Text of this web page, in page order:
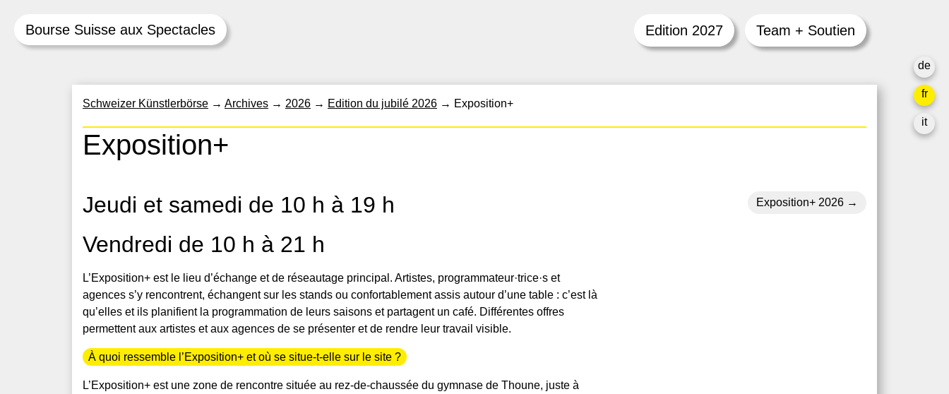
de
fr
it
Bourse Suisse aux Spectacles Edition 2027 Team + Soutien
Schweizer Künstlerbörse → Archives → 2026 → Edition du jubilé 2026 → Exposition+
Exposition+
Jeudi et samedi de 10 h à 19 h
Vendredi de 10 h à 21 h
L’Exposition+ est le lieu d’échange et de réseautage principal. Artistes, programmateur·trice·s et
agences s’y rencontrent, échangent sur les stands ou confortablement assis autour d’une table : c’est là
qu’elles et ils planifient la programmation de leurs saisons et partagent un café. Différentes offres
permettent aux artistes et aux agences de se présenter et de rendre leur travail visible.
À quoi ressemble l’Exposition+ et où se situe-t-elle sur le site ?
L’Exposition+ est une zone de rencontre située au rez-de-chaussée du gymnase de Thoune, juste à
Exposition+ 2026